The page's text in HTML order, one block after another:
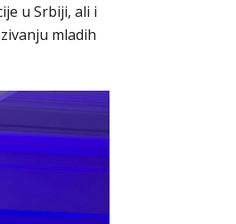
u Srbiji, ali i
mladih